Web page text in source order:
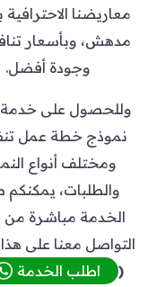
معاريضنا
مدهش، وبأسعار
وجودة أفضل.
وللحصول على خدمة
نموذج خطة عمل
ومختلف أنواع
والطلبات،
الخدمة مباشرة من
التواصل معنا على هذا
(
اطلب الخدمة